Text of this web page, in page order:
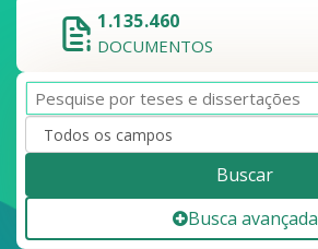
1.135.460
DOCUMENTOS
Buscar
Busca avançada